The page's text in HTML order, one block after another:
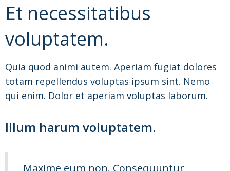
Et necessitatibus
voluptatem.
Quia quod animi autem. Aperiam fugiat dolores
totam repellendus voluptas ipsum sint. Nemo
qui enim. Dolor et aperiam voluptas laborum.
Illum harum voluptatem.
Maxime eum non. Consequuntur